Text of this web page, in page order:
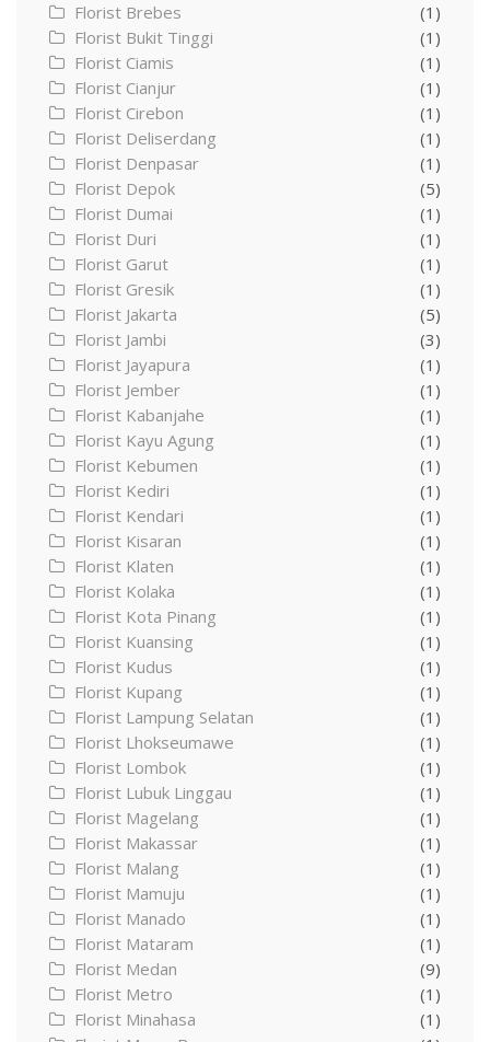
Florist Brebes
(1)
Florist Bukit Tinggi
(1)
Florist Ciamis
(1)
Florist Cianjur
(1)
Florist Cirebon
(1)
Florist Deliserdang
(1)
Florist Denpasar
(1)
Florist Depok
(5)
Florist Dumai
(1)
Florist Duri
(1)
Florist Garut
(1)
Florist Gresik
(1)
Florist Jakarta
(5)
Florist Jambi
(3)
Florist Jayapura
(1)
Florist Jember
(1)
Florist Kabanjahe
(1)
Florist Kayu Agung
(1)
Florist Kebumen
(1)
Florist Kediri
(1)
Florist Kendari
(1)
Florist Kisaran
(1)
Florist Klaten
(1)
Florist Kolaka
(1)
Florist Kota Pinang
(1)
Florist Kuansing
(1)
Florist Kudus
(1)
Florist Kupang
(1)
Florist Lampung Selatan
(1)
Florist Lhokseumawe
(1)
Florist Lombok
(1)
Florist Lubuk Linggau
(1)
Florist Magelang
(1)
Florist Makassar
(1)
Florist Malang
(1)
Florist Mamuju
(1)
Florist Manado
(1)
Florist Mataram
(1)
Florist Medan
(9)
Florist Metro
(1)
Florist Minahasa
(1)